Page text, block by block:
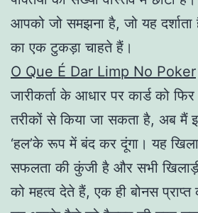
आपको जो समझना है, जो यह
का एक टुकड़ा चाहते हैं।
O Que É Dar Limp No Poker
जारीकर्ता के आधार पर कार्ड को
तरीकों से किया जा सकता है, अब मैं
‘हल’के रूप में बंद कर दूंगा। यह
सफलता की कुंजी है और सभी
को महत्व देते हैं, एक ही बोनस